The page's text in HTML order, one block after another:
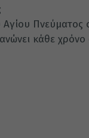
Πνεύματος
κάθε χρόνο